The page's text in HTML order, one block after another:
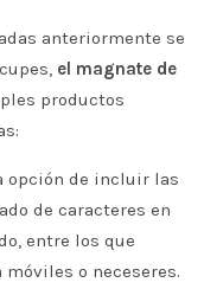
anteriormente se
el magnate de
productos
opción de incluir las
de caracteres en
entre los que
o neceseres.